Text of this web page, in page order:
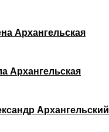
Архангельская
Архангельская
Архангельский